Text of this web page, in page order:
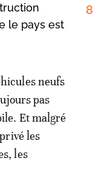
le pays est
neufs
pas
Et malgré
les
les
8